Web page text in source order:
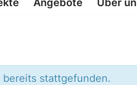
Angebote Über
stattgefunden.